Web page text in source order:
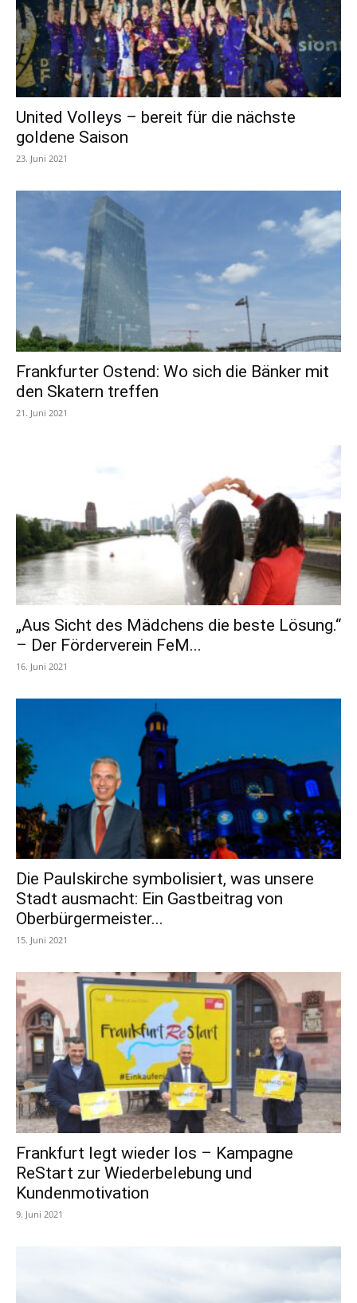
United Volleys – bereit für die nächste
goldene Saison
23. Juni 2021
Frankfurter Ostend: Wo sich die Bänker mit
den Skatern treffen
21. Juni 2021
„Aus Sicht des Mädchens die beste Lösung.“
– Der Förderverein FeM...
16. Juni 2021
Die Paulskirche symbolisiert, was unsere
Stadt ausmacht: Ein Gastbeitrag von
Oberbürgermeister...
15. Juni 2021
Frankfurt legt wieder los – Kampagne
ReStart zur Wiederbelebung und
Kundenmotivation
9. Juni 2021